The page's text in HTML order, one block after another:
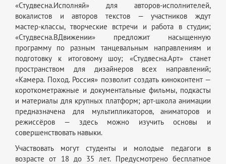
«Студвесна.Исполняй» для авторов‑исполнителей,
вокалистов и авторов текстов — участников ждут
мастер‑классы, творческие встречи и работа в студии;
«Студвесна.ВДвижении» предложит насыщенную
программу по разным танцевальным направлениям и
подготовку к итоговому шоу; «Студвесна.Арт» станет
пространством для дизайнеров всех направлений;
«Камера. Поход. Россия» позволит создать киноконтент —
короткометражные и документальные фильмы, подкасты
и материалы для крупных платформ; арт‑школа анимации
предназначена для мультипликаторов, аниматоров и
режиссёров — здесь можно изучить основы и
совершенствовать навыки.
Участвовать могут студенты и молодые педагоги в
возрасте от 18 до 35 лет. Предусмотрено бесплатное